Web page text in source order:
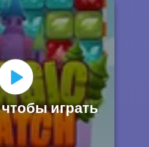
играть